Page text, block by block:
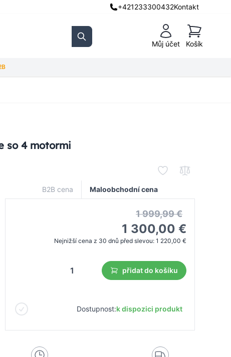
+421233300432Kontakt
Search Můj účet
Košík
Košík
so 4 motormi
B2B cena Maloobchodní cena
1 999,99 €
1 300,00 €
Nejnižší cena z 30 dnů před slevou: 1 220,00 €
přidat do košíku
Dostupnost:k dispozici produkt